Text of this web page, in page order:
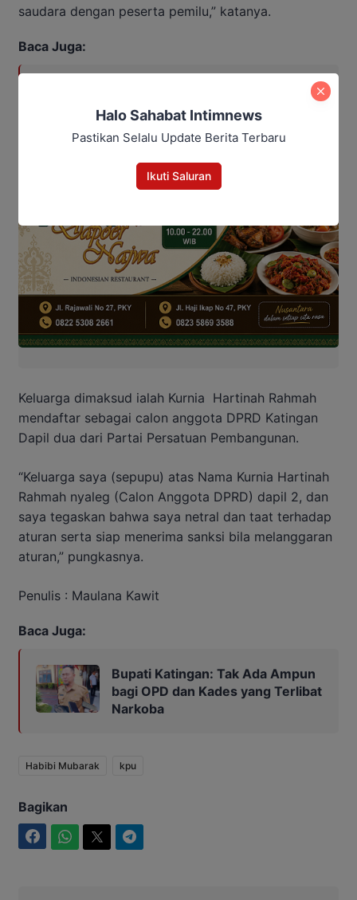
saudara dengan peserta pemilu,” katanya.
Baca Juga:
Kejar Bandar hingga Jalur
Distribusi Narkoba
Keluarga dimaksud ialah Kurnia Hartinah Rahmah
mendaftar sebagai calon anggota DPRD Katingan
Dapil dua dari Partai Persatuan Pembangunan.
“Keluarga saya (sepupu) atas Nama Kurnia Hartinah
Rahmah nyaleg (Calon Anggota DPRD) dapil 2, dan
saya tegaskan bahwa saya netral dan taat terhadap
aturan serta siap menerima sanksi bila melanggaran
aturan,” pungkasnya.
Penulis : Maulana Kawit
Baca Juga:
Bupati Katingan: Tak Ada Ampun
bagi OPD dan Kades yang Terlibat
Narkoba
Habibi Mubarak kpu
Bagikan
Halo Sahabat Intimnews
Pastikan Selalu Update Berita Terbaru
Ikuti Saluran